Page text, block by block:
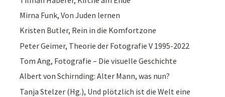
Mirna Funk, Von Juden lernen
Kristen Butler, Rein in die Komfortzone
Peter Geimer, Theorie der Fotografie V 1995-2022
Tom Ang, Fotografie – Die visuelle Geschichte
Albert von Schirnding: Alter Mann, was nun?
Tanja Stelzer (Hg.), Und plötzlich ist die Welt eine